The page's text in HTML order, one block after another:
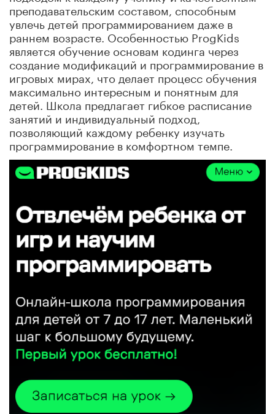
преподавательским составом, способным
увлечь детей программированием даже в
раннем возрасте. Особенностью ProgKids
является обучение основам кодинга через
создание модификаций и программирование в
игровых мирах, что делает процесс обучения
максимально интересным и понятным для
детей. Школа предлагает гибкое расписание
занятий и индивидуальный подход,
позволяющий каждому ребенку изучать
программирование в комфортном темпе.